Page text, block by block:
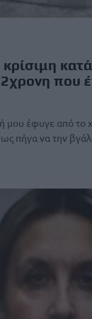
που
μου έφυγε από το
πήγα να την